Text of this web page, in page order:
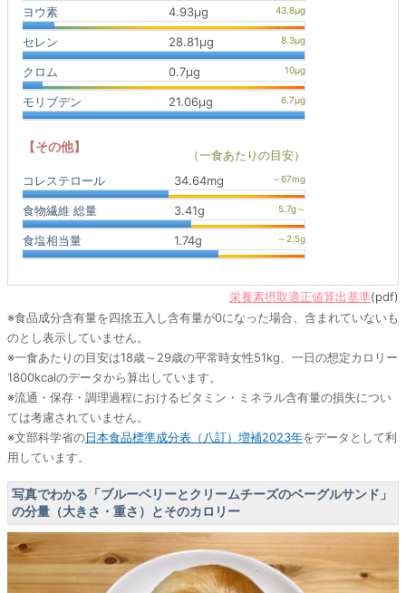
ヨウ素 4.93μg
セレン 28.81μg
クロム 0.7μg
モリブデン 21.06μg
【その他】
（一食あたりの目安）
コレステロール
34.64mg
食物繊維 総量 3.41g
食塩相当量 1.74g
栄養素摂取適正値算出基準(pdf)
※食品成分含有量を四捨五入し含有量が0になった場合、含まれていないも
のとし表示していません。
※一食あたりの目安は18歳～29歳の平常時女性51kg、一日の想定カロリー
1800kcalのデータから算出しています。
※流通・保存・調理過程におけるビタミン・ミネラル含有量の損失につい
ては考慮されていません。
※文部科学省の日本食品標準成分表（八訂）増補2023年をデータとして利
用しています。
写真でわかる「ブルーベリーとクリームチーズのベーグルサンド」
の分量（大きさ・重さ）とそのカロリー